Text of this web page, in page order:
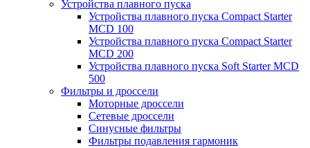
Устройства плавного пуска
Устройства плавного пуска Compact Starter
MCD 100
Устройства плавного пуска Compact Starter
MCD 200
Устройства плавного пуска Soft Starter MCD
500
Фильтры и дроссели
Моторные дроссели
Сетевые дроссели
Синусные фильтры
Фильтры подавления гармоник